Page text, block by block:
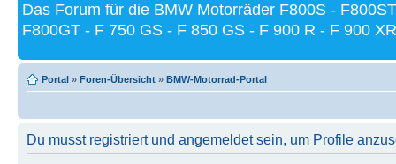
Das Forum für die BMW Motorräder F800S -
F800GT - F 750 GS - F 850 GS - F 900 R - F 900
Portal » Foren-Übersicht » BMW-Motorrad-Portal
Du musst registriert und angemeldet sein, um Profile